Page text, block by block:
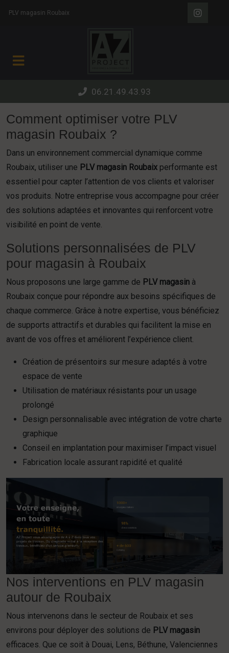
PLV magasin Roubaix
06.21.49.43.93
Comment optimiser votre PLV
magasin Roubaix ?
Dans un environnement commercial dynamique comme
Roubaix, utiliser une PLV magasin Roubaix performante est
essentiel pour capter l’attention de vos clients et valoriser
vos produits. Notre entreprise vous accompagne pour créer
des solutions adaptées et innovantes qui renforcent votre
visibilité en point de vente.
Solutions personnalisées de PLV
pour magasin à Roubaix
Nous proposons une large gamme de PLV magasin à
Roubaix conçue pour répondre aux besoins spécifiques de
chaque commerce. Grâce à notre expertise, vous bénéficiez
de supports attractifs et durables qui facilitent la mise en
avant de vos offres et améliorent l’expérience client.
Création de présentoirs sur mesure adaptés à votre
espace de vente
Utilisation de matériaux résistants pour un usage
prolongé
Design personnalisable avec intégration de votre charte
graphique
Conseil en implantation pour maximiser l’impact visuel
Fabrication locale assurant rapidité et qualité
Nos interventions en PLV magasin
autour de Roubaix
Nous intervenons dans le secteur de Roubaix et ses
environs pour déployer des solutions de PLV magasin
efficaces. Que ce soit à Douai, Lens, Béthune, Valenciennes